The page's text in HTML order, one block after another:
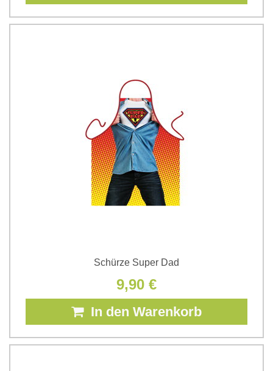
Schürze Super Dad
9,90 €
In den Warenkorb